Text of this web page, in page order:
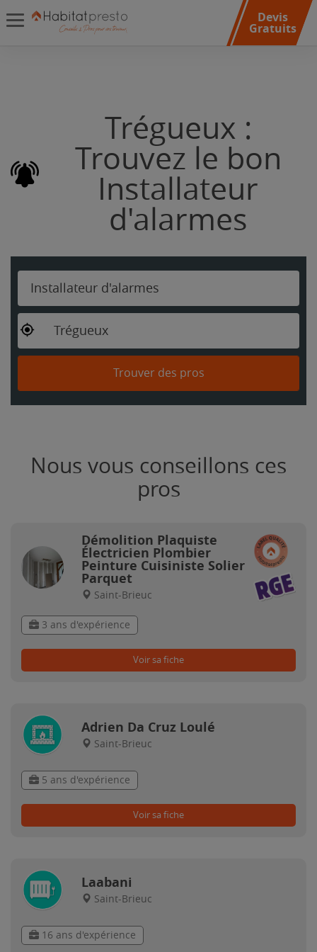
Devis
Gratuits
Trégueux :
Trouvez le bon
Installateur
d'alarmes
Installateur d'alarmes
Trégueux
Trouver des pros
Nous vous conseillons ces
pros
Démolition Plaquiste
Électricien Plombier
Peinture Cuisiniste Solier
Parquet
Saint-Brieuc
3 ans d'expérience
Voir sa fiche
Adrien Da Cruz Loulé
Saint-Brieuc
5 ans d'expérience
Voir sa fiche
Laabani
Saint-Brieuc
16 ans d'expérience